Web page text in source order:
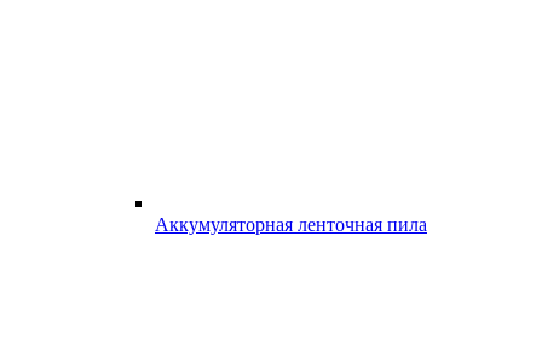
Аккумуляторная ленточная пила